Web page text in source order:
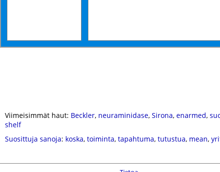
Viimeisimmät haut: Beckler, neuraminidase, Sirona, enarmed,
shelf
Suosittuja sanoja: koska, toiminta, tapahtuma, tutustua, mean,